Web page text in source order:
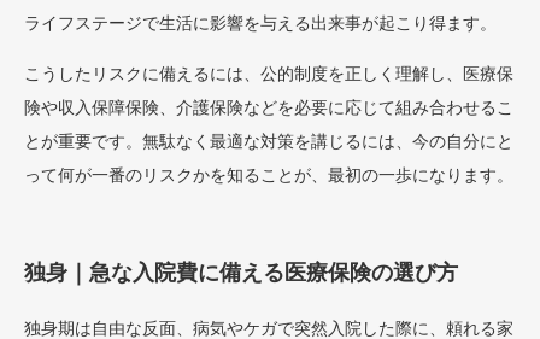
ライフステージで生活に影響を与える出来事が起こり得ます。
こうしたリスクに備えるには、公的制度を正しく理解し、医療保
険や収入保障保険、介護保険などを必要に応じて組み合わせるこ
とが重要です。無駄なく最適な対策を講じるには、今の自分にと
って何が一番のリスクかを知ることが、最初の一歩になります。
独身｜急な入院費に備える医療保険の選び方
独身期は自由な反面、病気やケガで突然入院した際に、頼れる家